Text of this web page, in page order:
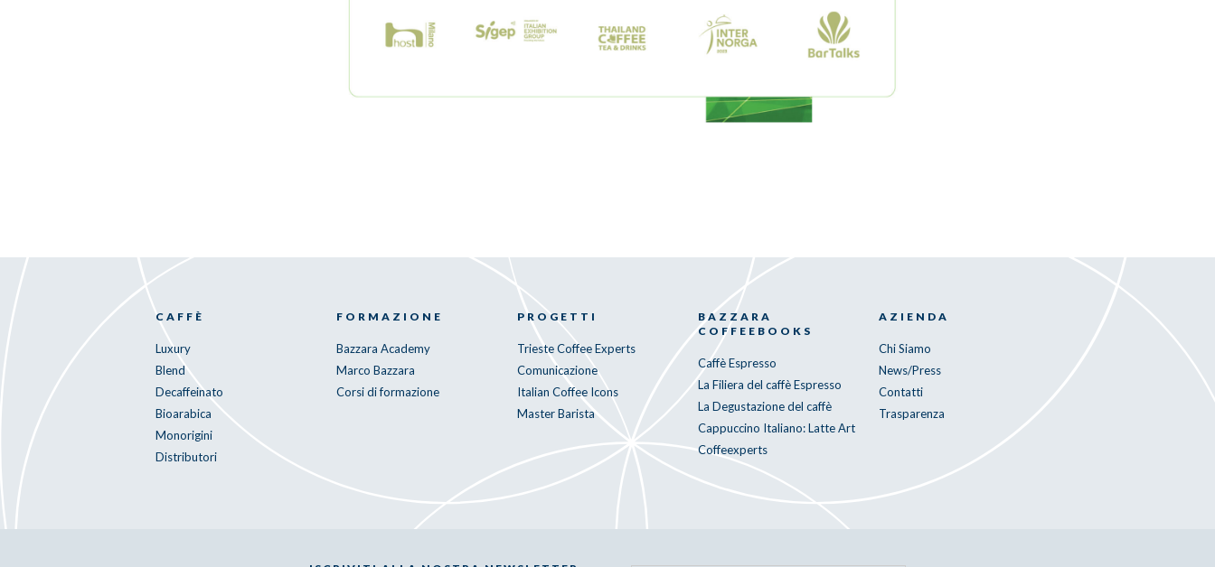
CAFFÈ
Luxury
Blend
Decaffeinato
Bioarabica
Monorigini
Distributori
FORMAZIONE
Bazzara Academy
Marco Bazzara
Corsi di formazione
PROGETTI
Trieste Coffee Experts
Comunicazione
Italian Coffee Icons
Master Barista
BAZZARA
COFFEEBOOKS
Caffè Espresso
La Filiera del caffè Espresso
La Degustazione del caffè
Cappuccino Italiano: Latte Art
Coffeexperts
AZIENDA
Chi Siamo
News/Press
Contatti
Trasparenza